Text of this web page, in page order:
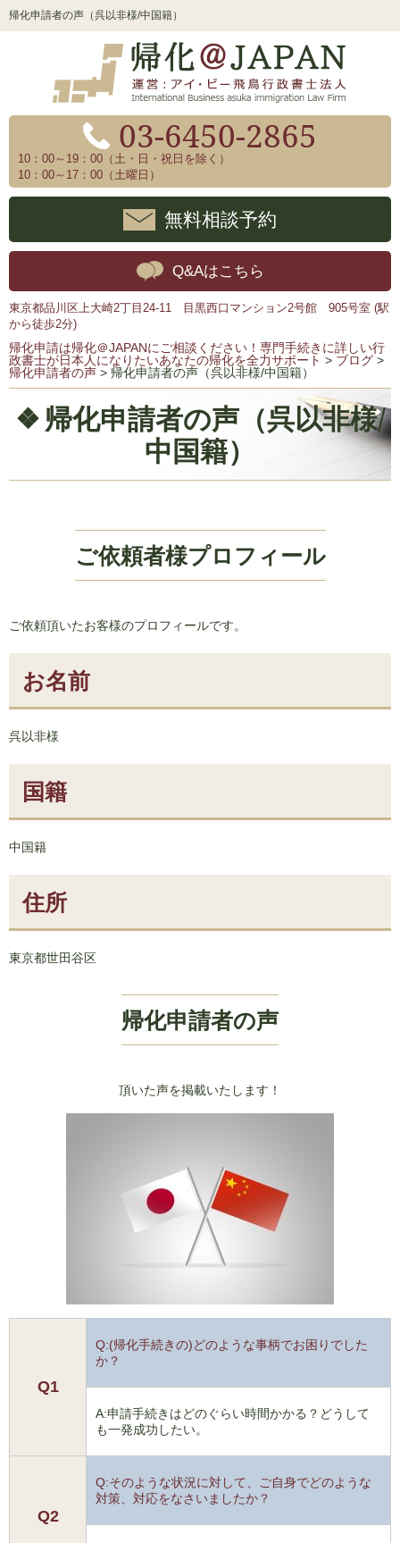
帰化申請者の声（呉以非様/中国籍）
03-6450-2865
10：00～19：00（土・日・祝日を除く）
10：00～17：00（土曜日）
無料相談予約
Q&Aはこちら
東京都品川区上大崎2丁目24-11 目黒西口マンション2号館 905号室 (駅
から徒歩2分)
帰化申請は帰化＠JAPANにご相談ください！専門手続きに詳しい行
政書士が日本人になりたいあなたの帰化を全力サポート > ブログ >
帰化申請者の声 > 帰化申請者の声（呉以非様/中国籍）
帰化申請者の声（呉以非様/
中国籍）
ご依頼者様プロフィール
ご依頼頂いたお客様のプロフィールです。
お名前
呉以非様
国籍
中国籍
住所
東京都世田谷区
帰化申請者の声
頂いた声を掲載いたします！
Q1
Q:(帰化手続きの)どのような事柄でお困りでした
か？
A:申請手続きはどのぐらい時間かかる？どうして
も一発成功したい。
Q2
Q:そのような状況に対して、ご自身でどのような
対策、対応をなさいましたか？